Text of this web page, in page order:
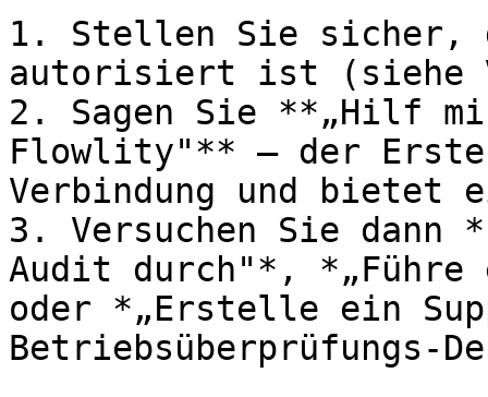
1. Stellen Sie sicher,
autorisiert ist (siehe
2. Sagen Sie **„Hilf
Flowlity"** — der
Verbindung und bietet
3. Versuchen Sie dann
Audit durch"*, *„Führe
oder *„Erstelle ein